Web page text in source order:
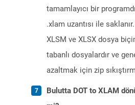
tamamlayıcı bir
.xlam uzantısı ile
XLSM ve XLSX dosya
tabanlı dosyalardır ve
azaltmak için zip
Bulutta DOT to XLAM